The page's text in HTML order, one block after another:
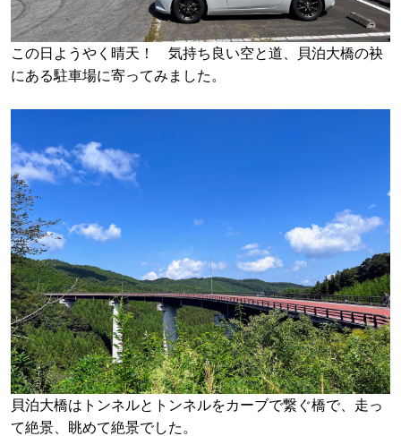
この日ようやく晴天！ 気持ち良い空と道、貝泊大橋の袂
にある駐車場に寄ってみました。
貝泊大橋はトンネルとトンネルをカーブで繋ぐ橋で、走っ
て絶景、眺めて絶景でした。